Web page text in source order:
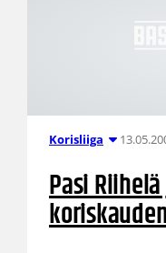
Korisliiga
Pasi